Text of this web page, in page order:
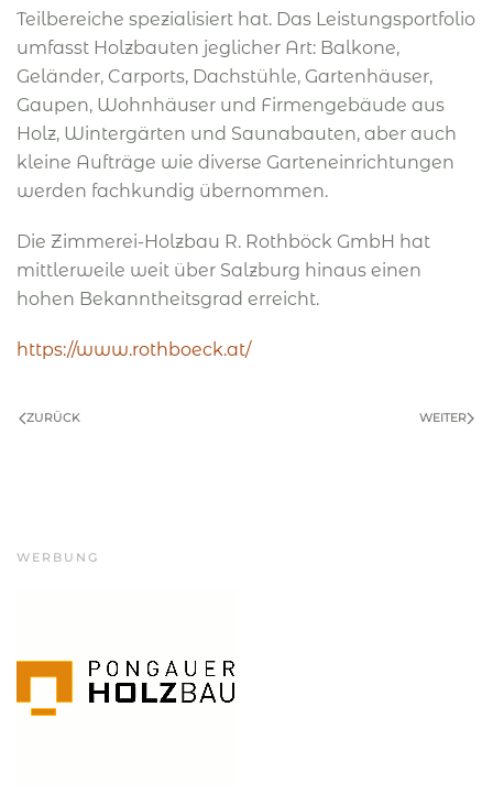
Teilbereiche spezialisiert hat. Das Leistungsportfolio
umfasst Holzbauten jeglicher Art: Balkone,
Geländer, Carports, Dachstühle, Gartenhäuser,
Gaupen, Wohnhäuser und Firmengebäude aus
Holz, Wintergärten und Saunabauten, aber auch
kleine Aufträge wie diverse Garteneinrichtungen
werden fachkundig übernommen.
Die Zimmerei-Holzbau R. Rothböck GmbH hat
mittlerweile weit über Salzburg hinaus einen
hohen Bekanntheitsgrad erreicht.
https://www.rothboeck.at/
ZURÜCK WEITER
WERBUNG